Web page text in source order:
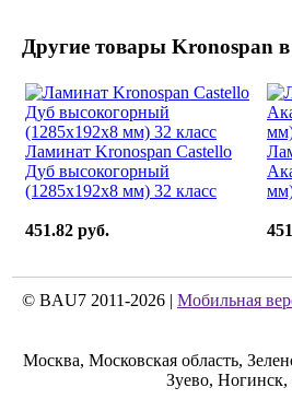
Другие товары Kronospan
Ламинат Kronospan Castello
Дуб высокогорный
(1285x192x8 мм) 32 класс
451.82 руб.
© BAU7 2011-2026 | Мобильная
Москва, Московская область,
Зуево,